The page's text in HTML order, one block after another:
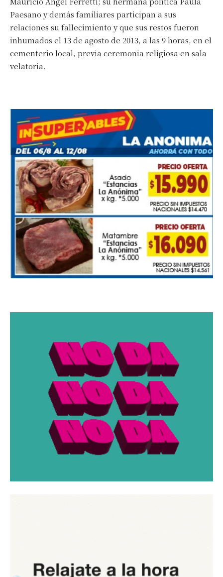
Paesano y demás familiares participan a sus
relaciones su fallecimiento y que sus restos fueron
inhumados el 13 de agosto de 2013, a las 9 horas, en el
cementerio local, previa ceremonia religiosa en sala
velatoria.